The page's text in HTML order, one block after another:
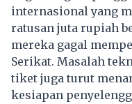
internasional yang
ratusan juta rupiah
mereka gagal
Serikat. Masalah
tiket juga turut
kesiapan